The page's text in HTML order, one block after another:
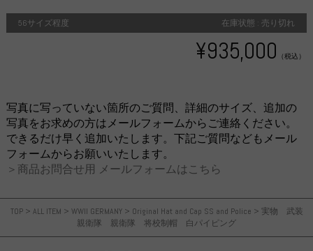
TOP> ALL ITEM > WWII GERMANY> Original Hat and Cap SS and Police > 実物 武装
親衛隊 親衛隊 将校制帽 白パイピング
56サイズ程度 在庫状態 : 売り切れ
¥935,000 （税込）
写真に写っていない箇所のご質問、詳細のサイズ、追加の
写真をお求めの方はメールフォームからご連絡ください。
できるだけ早く追加いたします。下記ご質問などもメール
フォームからお願いいたします。
＞商品お問合せ用 メールフォームはこちら